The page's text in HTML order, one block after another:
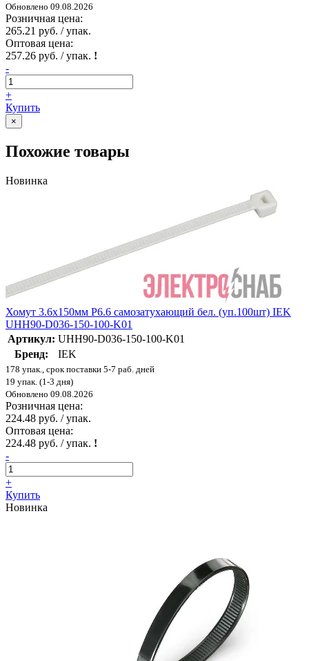
Обновлено 09.08.2026
Розничная цена:
265.21 руб. / упак.
Оптовая цена:
257.26 руб. / упак. !
-
+
Купить
×
Похожие товары
Новинка
Хомут 3.6х150мм P6.6 самозатухающий бел. (уп.100шт) IEK
UHH90-D036-150-100-K01
Артикул: UHH90-D036-150-100-K01
Бренд:
IEK
178 упак., срок поставки 5-7 раб. дней
19 упак. (1-3 дня)
Обновлено 09.08.2026
Розничная цена:
224.48 руб. / упак.
Оптовая цена:
224.48 руб. / упак. !
-
+
Купить
Новинка